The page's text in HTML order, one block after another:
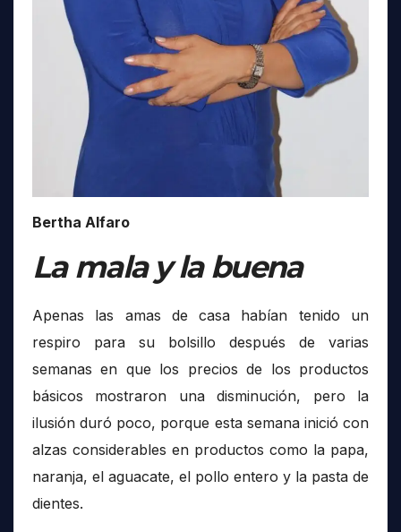
Bertha Alfaro
La mala y la buena
Apenas las amas de casa habían tenido un
respiro para su bolsillo después de varias
semanas en que los precios de los productos
básicos mostraron una disminución, pero la
ilusión duró poco, porque esta semana inició con
alzas considerables en productos como la papa,
naranja, el aguacate, el pollo entero y la pasta de
dientes.